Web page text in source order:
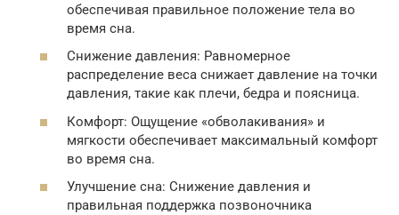
обеспечивая правильное положение тела во
время сна.
Снижение давления: Равномерное
распределение веса снижает давление на точки
давления, такие как плечи, бедра и поясница.
Комфорт: Ощущение «обволакивания» и
мягкости обеспечивает максимальный комфорт
во время сна.
Улучшение сна: Снижение давления и
правильная поддержка позвоночника